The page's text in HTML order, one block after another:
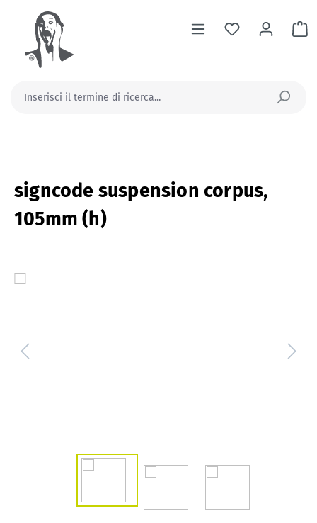
principale
Il
signcode suspension corpus,
105mm (h)